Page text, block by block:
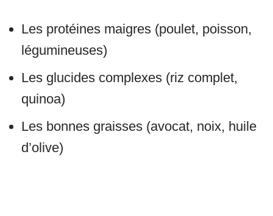
Les protéines maigres (poulet, poisson,
légumineuses)
Les glucides complexes (riz complet,
quinoa)
Les bonnes graisses (avocat, noix, huile
d’olive)